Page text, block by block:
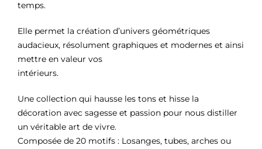
temps.
Elle permet la création d’univers géométriques
audacieux, résolument graphiques et modernes et ainsi
mettre en valeur vos
intérieurs.
Une collection qui hausse les tons et hisse la
décoration avec sagesse et passion pour nous distiller
un véritable art de vivre.
Composée de 20 motifs : Losanges, tubes, arches ou